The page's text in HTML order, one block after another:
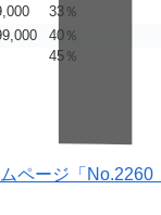
33％
40％
45％
ムページ「